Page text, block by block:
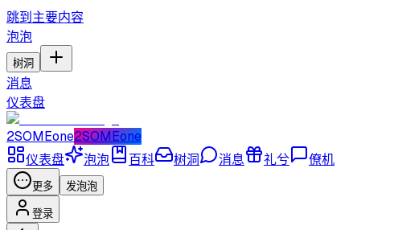
跳到主要内容
泡泡
树洞
消息
仪表盘
2SOMEone2SOMEone
仪表盘
泡泡 百科 树洞 消息 礼兮 僚机
更多 发泡泡
登录